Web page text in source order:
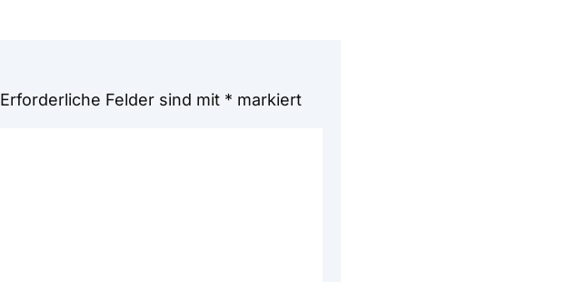
Erforderliche Felder sind mit * markiert